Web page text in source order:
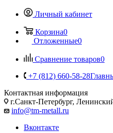
Личный кабинет
Корзина0
Отложенные0
Сравнение товаров0
+7 (812) 660-58-28
Контактная информация
г.Санкт-Петербург,
info@tm-metall.ru
Вконтакте